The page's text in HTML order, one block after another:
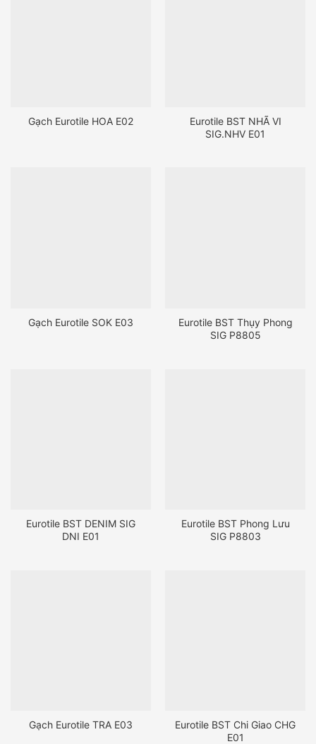
Gạch Eurotile HOA E02
Eurotile BST NHÃ VI
SIG.NHV E01
Gạch Eurotile SOK E03
Eurotile BST Thụy Phong
SIG P8805
Eurotile BST DENIM SIG
DNI E01
Eurotile BST Phong Lưu
SIG P8803
Gạch Eurotile TRA E03
Eurotile BST Chi Giao CHG
E01